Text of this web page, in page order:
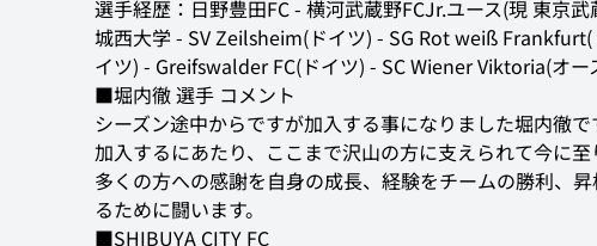
選手経歴：日野豊田FC - 横河武蔵野FCJr.ユース(現 東京
城西大学 - SV Zeilsheim(ドイツ) - SG Rot weiß
イツ) - Greifswalder FC(ドイツ) - SC Wiener Viktoria(オー
シーズン途中からですが加入する事になりました堀内徹で
加入するにあたり、ここまで沢山の方に支えられて今に至
多くの方への感謝を自身の成長、経験をチームの勝利、
るために闘います。